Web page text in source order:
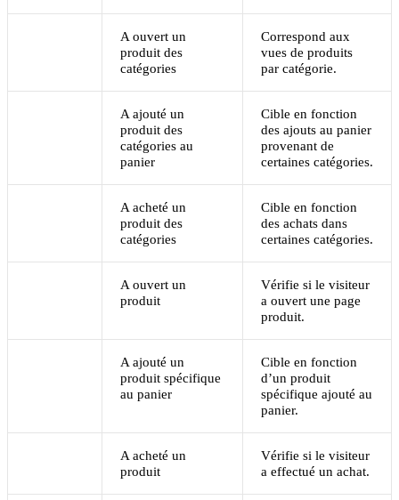
A ouvert un
produit des
catégories
Correspond aux
vues de produits
par catégorie.
A ajouté un
produit des
catégories au
panier
Cible en fonction
des ajouts au panier
provenant de
certaines catégories.
A acheté un
produit des
catégories
Cible en fonction
des achats dans
certaines catégories.
A ouvert un
produit
Vérifie si le visiteur
a ouvert une page
produit.
A ajouté un
produit spécifique
au panier
Cible en fonction
d’un produit
spécifique ajouté au
panier.
A acheté un
produit
Vérifie si le visiteur
a effectué un achat.